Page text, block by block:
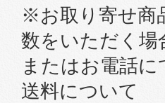
※お取り寄せ商
数をいただく場
またはお電話
送料について